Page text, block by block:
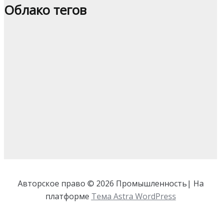
Облако тегов
Авторское право © 2026 Промышленность| На
платформе Тема Astra WordPress